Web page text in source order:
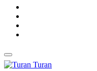
Turan